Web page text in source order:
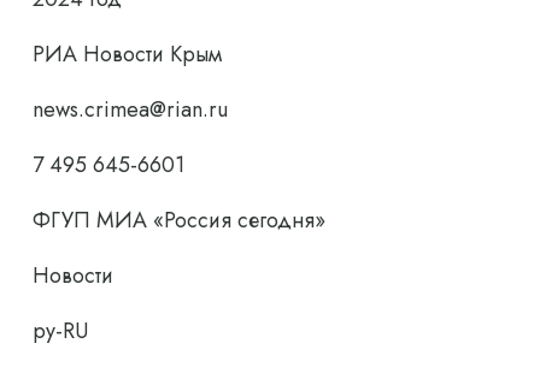
РИА Новости Крым
news.crimea@rian.ru
7 495 645-6601
ФГУП МИА «Россия сегодня»
Новости
ру-RU